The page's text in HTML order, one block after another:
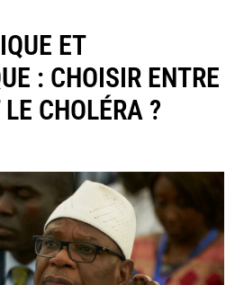
ET
: CHOISIR ENTRE
CHOLÉRA ?